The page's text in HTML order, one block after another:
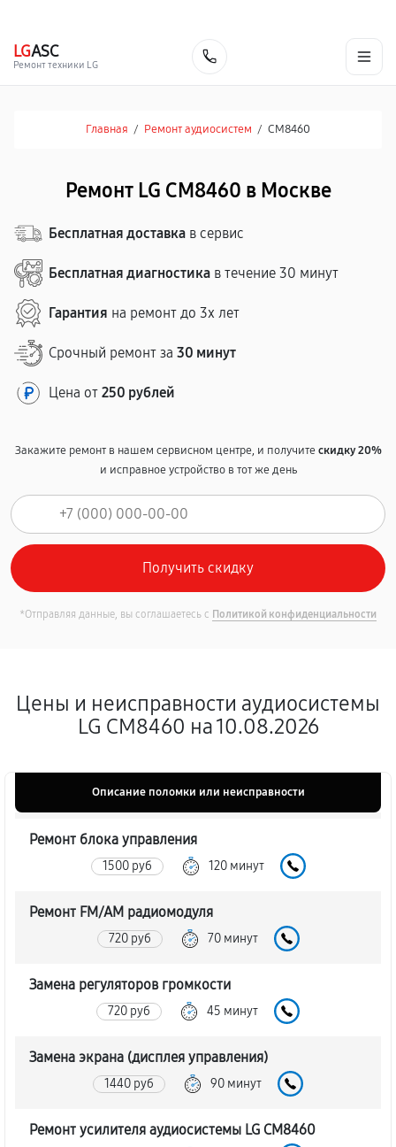
LGASC
Ремонт техники LG
Главная / Ремонт аудиосистем / CM8460
Ремонт LG CM8460 в Москве
Бесплатная доставка в сервис
Бесплатная диагностика в течение 30 минут
Гарантия на ремонт до 3х лет
Срочный ремонт за 30 минут
Цена от 250 рублей
Закажите ремонт в нашем сервисном центре, и получитескидку 20%
и исправное устройство в тот же день
*Отправляя данные, вы соглашаетесь с Политикой конфиденциальности
Цены и неисправности аудиосистемы
LG CM8460 на 10.08.2026
Описание поломки или неисправности
Ремонт блока управления
1500 руб 120 минут
Ремонт FM/AM радиомодуля
720 руб 70 минут
Замена регуляторов громкости
720 руб 45 минут
Замена экрана (дисплея управления)
1440 руб 90 минут
Ремонт усилителя аудиосистемы LG CM8460